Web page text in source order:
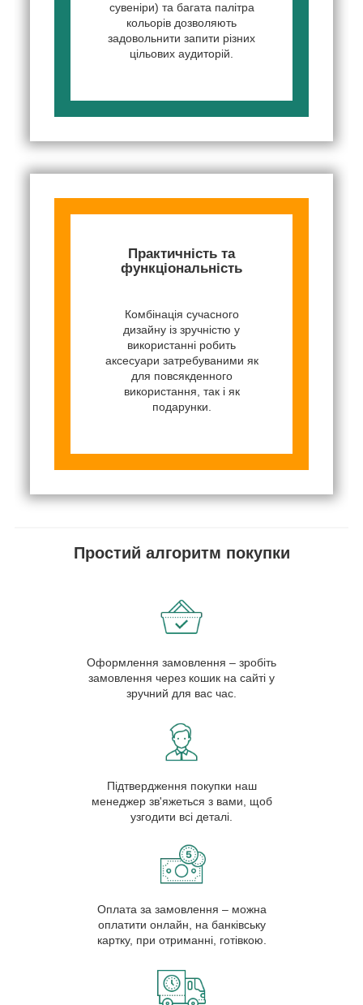
сувеніри) та багата палітра
кольорів дозволяють
задовольнити запити різних
цільових аудиторій.
Практичність та
функціональність
Комбінація сучасного
дизайну із зручністю у
використанні робить
аксесуари затребуваними як
для повсякденного
використання, так і як
подарунки.
Простий алгоритм покупки
Оформлення замовлення – зробіть
замовлення через кошик на сайті у
зручний для вас час.
Підтвердження покупки наш
менеджер зв'яжеться з вами, щоб
узгодити всі деталі.
Оплата за замовлення – можна
оплатити онлайн, на банківську
картку, при отриманні, готівкою.